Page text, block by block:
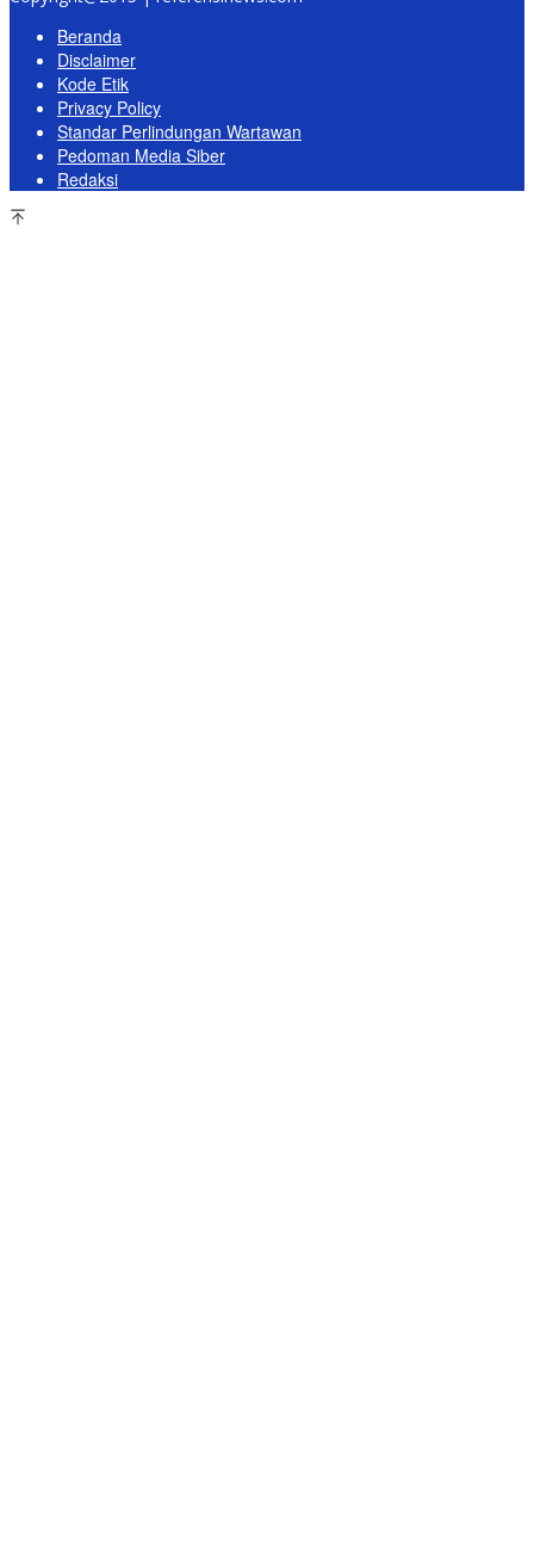
Beranda
Disclaimer
Kode Etik
Privacy Policy
Standar Perlindungan Wartawan
Pedoman Media Siber
Redaksi